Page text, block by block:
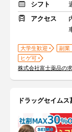
シフト
アクセス
大学生歓迎 副業
ヒゲ可
株式会社富士薬品の
ドラッグセイムス